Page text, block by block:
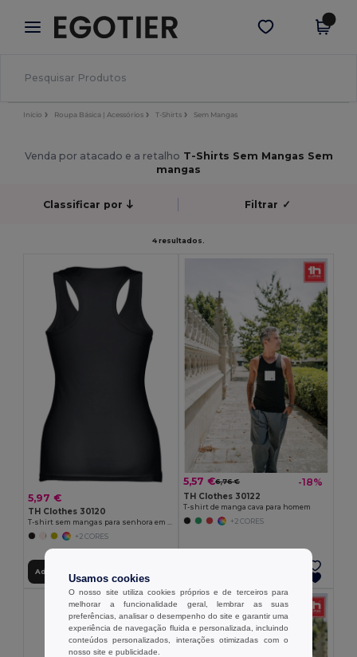
× App Egotier
Melhores preços na app!
Obter app
Início Roupa Básica | Acessórios T-Shirts Sem Mangas
Venda por atacado e a retalho T-Shirts Sem Mangas Sem
mangas
Classificar por Filtrar ✓
4 resultados.
5,97 €
TH Clothes 30120
T-shirt sem mangas para senhora em algodão
+2 CORES
Adicionar ao Carrinho
5,57 €6,76 € -18%
TH Clothes 30122
T-shirt de manga cava para homem
+2 CORES
Usamos cookies
O nosso site utiliza cookies próprios e de terceiros para
melhorar a funcionalidade geral, lembrar as suas
preferências, analisar o desempenho do site e garantir uma
experiência de navegação fluida e personalizada, incluindo
conteúdos personalizados, interações otimizadas com o
nosso site e publicidade.